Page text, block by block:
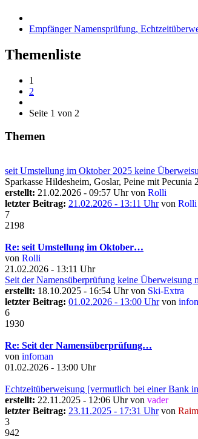
Empfänger Namensprüfung,
Themenliste
1
2
Seite 1 von 2
Themen
seit Umstellung im Oktober 2025 keine
Sparkasse Hildesheim, Goslar, Peine mit Pecunia
erstellt: 21.02.2026 - 09:57 Uhr von Rolli
letzter Beitrag: 21.02.2026 - 13:11 Uhrvon Rolli
7
2198
Re: seit Umstellung im Oktober…
von Rolli
21.02.2026 - 13:11 Uhr
Seit der Namensüberprüfung keine Überweisung
erstellt: 18.10.2025 - 16:54 Uhr von Ski-Extra
letzter Beitrag: 01.02.2026 - 13:00 Uhrvon
6
1930
Re: Seit der Namensüberprüfung…
von infoman
01.02.2026 - 13:00 Uhr
Echtzeitüberweisung [vermutlich bei einer Bank
erstellt: 22.11.2025 - 12:06 Uhr von vader
letzter Beitrag: 23.11.2025 - 17:31 Uhrvon
3
942